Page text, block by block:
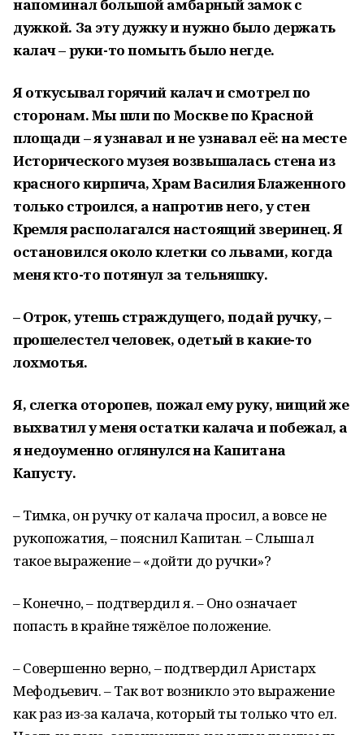
напоминал большой амбарный замок с
дужкой. За эту дужку и нужно было держать
калач – руки-то помыть было негде.
Я откусывал горячий калач и смотрел по
сторонам. Мы шли по Москве по Красной
площади – я узнавал и не узнавалеё:наместе
Исторического музея возвышалась стена из
красного кирпича, Храм Василия Блаженного
только строился, а напротивнего,у стен
Кремля располагался настоящий зверинец. Я
остановился около клетки со львами, когда
меня кто-то потянул за тельняшку.
– Отрок, утешь страждущего, подай ручку,–
прошелестел человек, одетый в какие-то
лохмотья.
Я, слегка оторопев, пожал ему руку, нищий же
выхватил у меня остатки калача и побежал, а
я недоуменно оглянулся на Капитана
Капусту.
– Тимка, он ручку от калача просил, а вовсе не
рукопожатия, – пояснил Капитан. – Слышал
такое выражение – «дойти до ручки»?
– Конечно, – подтвердил я. – Оно означает
попасть в крайне тяжёлое положение.
– Совершенно верно, – подтвердил Аристарх
Мефодьевич. – Так вот возникло это выражение
как раз из-за калача, который ты только что ел.